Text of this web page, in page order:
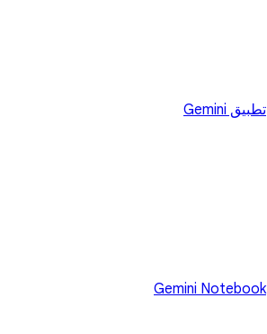
تطبيق Gemini
Gemini Notebook